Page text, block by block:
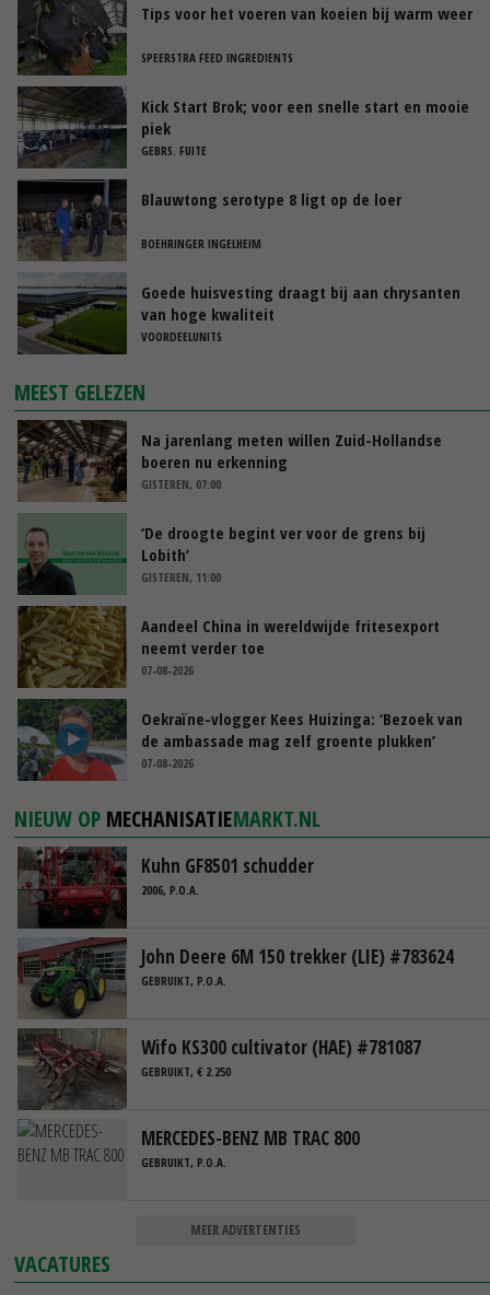
Tips voor het voeren van koeien bij warm weer
SPEERSTRA FEED INGREDIENTS
Kick Start Brok; voor een snelle start en mooie
piek
GEBRS. FUITE
Blauwtong serotype 8 ligt op de loer
BOEHRINGER INGELHEIM
Goede huisvesting draagt bij aan chrysanten
van hoge kwaliteit
VOORDEELUNITS
MEEST GELEZEN
Na jarenlang meten willen Zuid-Hollandse
boeren nu erkenning
GISTEREN, 07:00
‘De droogte begint ver voor de grens bij
Lobith’
GISTEREN, 11:00
Aandeel China in wereldwijde fritesexport
neemt verder toe
07-08-2026
Oekraïne-vlogger Kees Huizinga: ‘Bezoek van
de ambassade mag zelf groente plukken’
07-08-2026
NIEUW OP MECHANISATIEMARKT.NL
Kuhn GF8501 schudder
2006, P.O.A.
John Deere 6M 150 trekker (LIE) #783624
GEBRUIKT, P.O.A.
Wifo KS300 cultivator (HAE) #781087
GEBRUIKT, € 2.250
MERCEDES-BENZ MB TRAC 800
GEBRUIKT, P.O.A.
MEER ADVERTENTIES
VACATURES